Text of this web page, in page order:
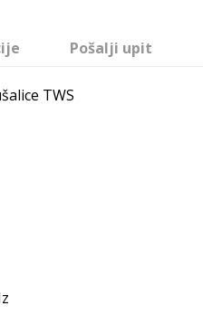
Pošalji upit
TWS